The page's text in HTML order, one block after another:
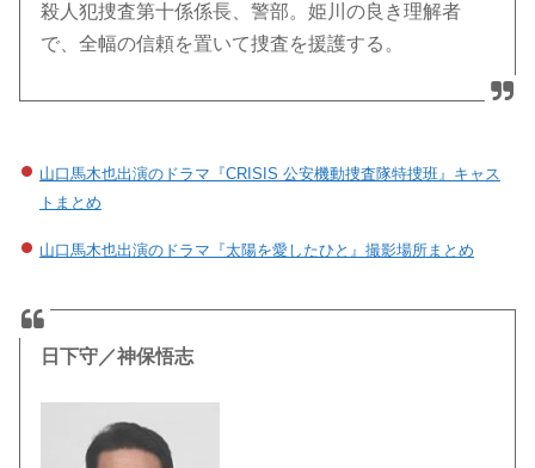
殺人犯捜査第十係係長、警部。姫川の良き理解者
で、全幅の信頼を置いて捜査を援護する。
山口馬木也出演のドラマ『CRISIS 公安機動捜査隊特捜班』キャス
トまとめ
山口馬木也出演のドラマ『太陽を愛したひと』撮影場所まとめ
日下守／神保悟志